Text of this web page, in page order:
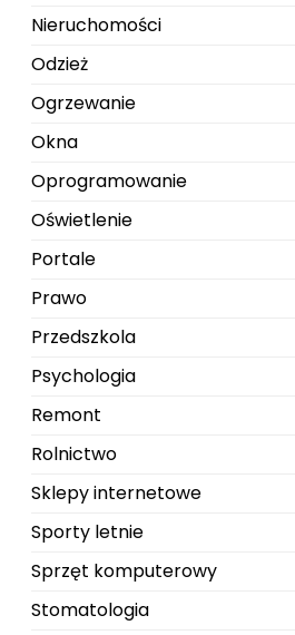
Nieruchomości
Odzież
Ogrzewanie
Okna
Oprogramowanie
Oświetlenie
Portale
Prawo
Przedszkola
Psychologia
Remont
Rolnictwo
Sklepy internetowe
Sporty letnie
Sprzęt komputerowy
Stomatologia